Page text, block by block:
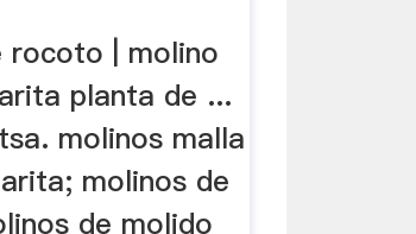
rocoto | molino
planta de ...
molinos malla
molinos de
de molido